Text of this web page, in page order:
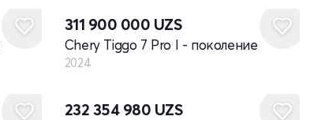
311 900 000 UZS
Chery Tiggo 7 Pro I - поколение
2024
232 354 980 UZS